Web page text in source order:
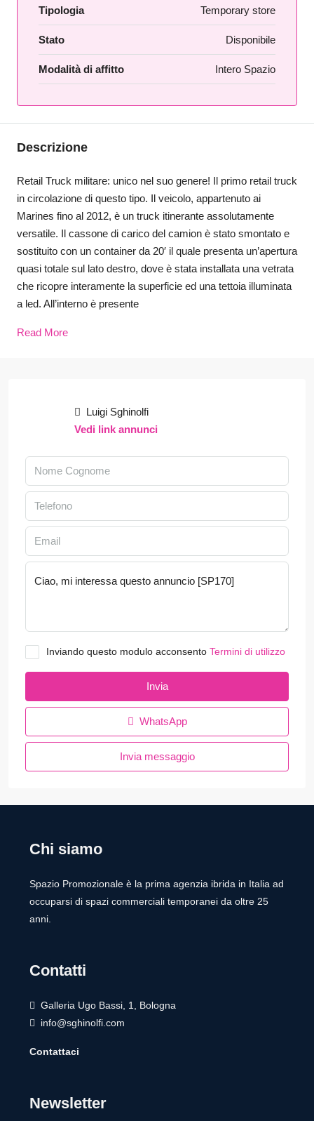
Tipologia Temporary store
Stato Disponibile
Modalità di affitto Intero Spazio
Descrizione
Retail Truck militare: unico nel suo genere! Il primo retail truck
in circolazione di questo tipo. Il veicolo, appartenuto ai
Marines fino al 2012, è un truck itinerante assolutamente
versatile. Il cassone di carico del camion è stato smontato e
sostituito con un container da 20′ il quale presenta un’apertura
quasi totale sul lato destro, dove è stata installata una vetrata
che ricopre interamente la superficie ed una tettoia illuminata
a led. All’interno è presente
Read More
Luigi Sghinolfi
Vedi link annunci
Inviando questo modulo acconsento Termini di utilizzo
Invia
WhatsApp
Invia messaggio
Chi siamo
Spazio Promozionale è la prima agenzia ibrida in Italia ad
occuparsi di spazi commerciali temporanei da oltre 25
anni.
Contatti
Galleria Ugo Bassi, 1, Bologna
info@sghinolfi.com
Contattaci
Newsletter